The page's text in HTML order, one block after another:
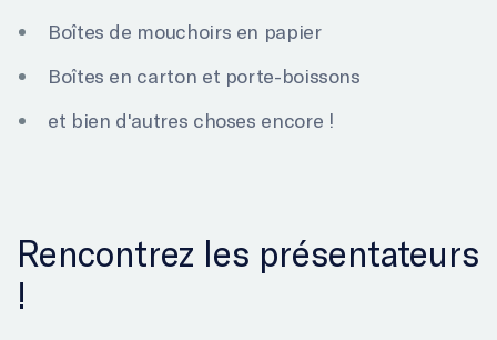
Boîtes de mouchoirs en papier
Boîtes en carton et porte-boissons
et bien d'autres choses encore !
Rencontrez les présentateurs
!